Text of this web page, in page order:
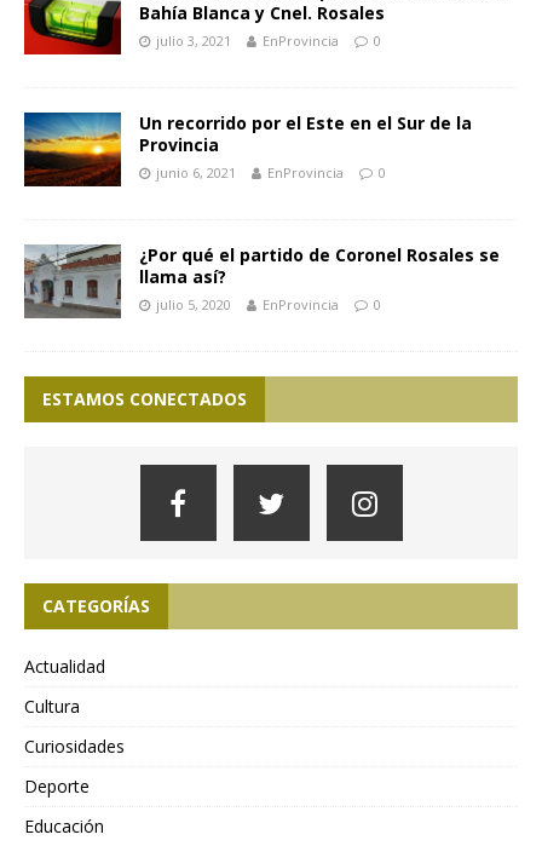
Bahía Blanca y Cnel. Rosales
julio 3, 2021 EnProvincia 0
Un recorrido por el Este en el Sur de la
Provincia
junio 6, 2021 EnProvincia 0
¿Por qué el partido de Coronel Rosales se
llama así?
julio 5, 2020 EnProvincia 0
ESTAMOS CONECTADOS
CATEGORÍAS
Actualidad
Cultura
Curiosidades
Deporte
Educación